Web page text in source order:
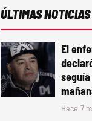
ÚLTIMAS NOTICIAS
El
Hace 7